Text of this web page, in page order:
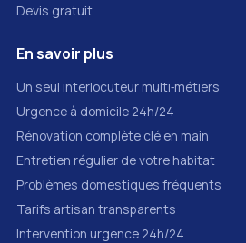
Devis gratuit
En savoir plus
Un seul interlocuteur multi‑métiers
Urgence à domicile 24h/24
Rénovation complète clé en main
Entretien régulier de votre habitat
Problèmes domestiques fréquents
Tarifs artisan transparents
Intervention urgence 24h/24